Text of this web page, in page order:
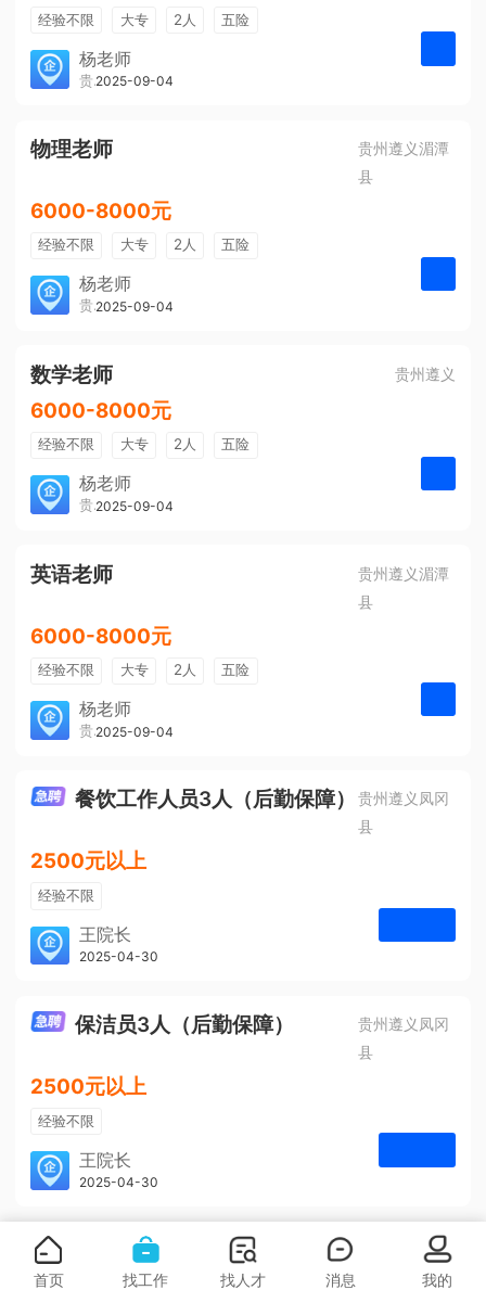
经验不限 大专 2人
五险
带薪年假
年终奖
免费培训
包住宿
杨老师
贵州大美前程文化发展有限公司
2025-09-04
物理老师
贵州遵义湄潭
县
6000-8000元
经验不限 大专 2人
五险
带薪年假
年终奖
免费培训
包住宿
杨老师
贵州大美前程文化发展有限公司
2025-09-04
数学老师 贵州遵义
6000-8000元
经验不限 大专 2人
五险
带薪年假
年终奖
免费培训
包住宿
杨老师
贵州大美前程文化发展有限公司
2025-09-04
英语老师
贵州遵义湄潭
县
6000-8000元
经验不限 大专 2人
五险
带薪年假
年终奖
免费培训
包住宿
杨老师
贵州大美前程文化发展有限公司
2025-09-04
餐饮工作人员3人（后勤保障）
贵州遵义凤冈
县
2500元以上
经验不限
学历不限
3人
王院长
凤冈安宁医院
2025-04-30
保洁员3人（后勤保障）
贵州遵义凤冈
县
2500元以上
经验不限
学历不限
3人
王院长
凤冈安宁医院
2025-04-30
首页 找工作 找人才 消息 我的